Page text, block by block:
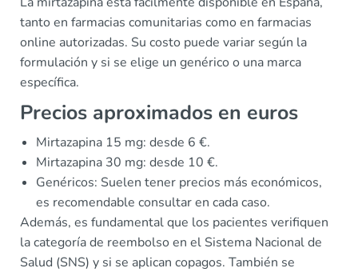
tanto en farmacias comunitarias como en farmacias
online autorizadas. Su costo puede variar según la
formulación y si se elige un genérico o una marca
específica.
Precios aproximados en euros
Mirtazapina 15 mg: desde 6 €.
Mirtazapina 30 mg: desde 10 €.
Genéricos: Suelen tener precios más económicos,
es recomendable consultar en cada caso.
Además, es fundamental que los pacientes verifiquen
la categoría de reembolso en el Sistema Nacional de
Salud (SNS) y si se aplican copagos. También se